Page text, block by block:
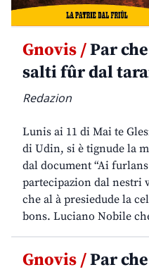
Gnovis /Par
salti fûr dal
Redazion
Lunis ai 11 di Mai te
di Udin, si è tignude la
dal document “Ai
partecipazion dal nestri
che al à presiedude la
bons. Luciano Nobile
Gnovis /Par